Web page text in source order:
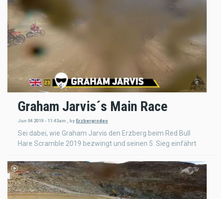
Graham Jarvis´s Main Race
Jun 04 2019 - 11:43am , byErzbergrodeo
Sei dabei, wie Graham Jarvis den Erzberg beim Red Bull
Hare Scramble 2019 bezwingt und seinen 5. Sieg einfährt